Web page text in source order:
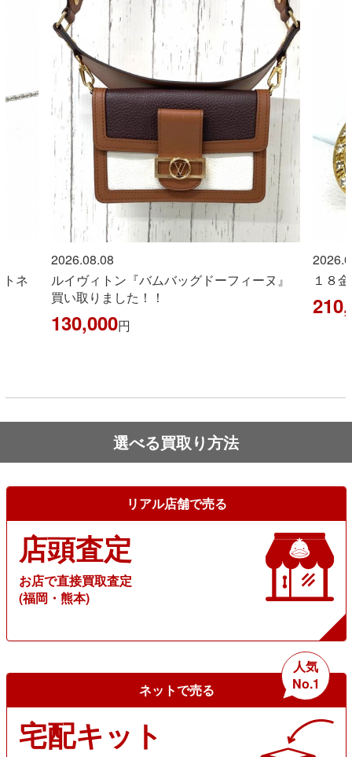
ネ
2026.08.08
ルイヴィトン『バムバッグドーフィーヌ』
買い取りました！！
130,000円
１８
選べる買取り方法
リアル店舗で売る
店頭査定
お店で直接買取査定
(福岡・熊本)
ネットで売る
人気
No.1
宅配キット